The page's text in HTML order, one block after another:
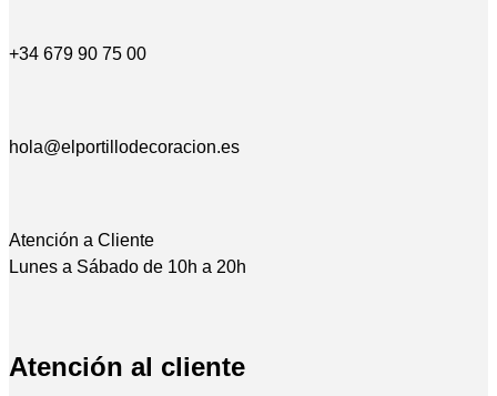
+34 679 90 75 00
hola@elportillodecoracion.es
Atención a Cliente
Lunes a Sábado de 10h a 20h
Atención al cliente